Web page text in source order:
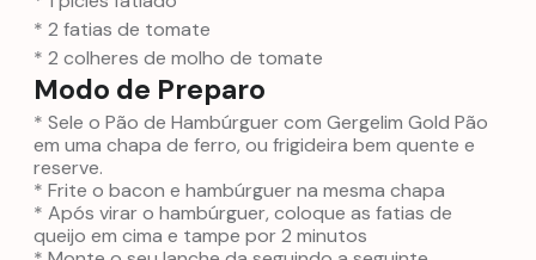
* 2 fatias de tomate
* 2 colheres de molho de tomate
Modo de Preparo
* Sele o Pão de Hambúrguer com Gergelim Gold Pão
em uma chapa de ferro, ou frigideira bem quente e
reserve.
* Frite o bacon e hambúrguer na mesma chapa
* Após virar o hambúrguer, coloque as fatias de
queijo em cima e tampe por 2 minutos